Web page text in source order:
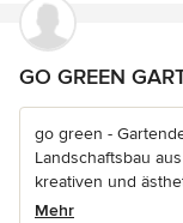
GO GREEN
go green -
Landschaftsbau
kreativen und
Mehr